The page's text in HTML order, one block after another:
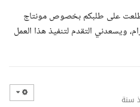
اطلعت على طلبكم بخصوص مونتاج
إنستجرام، ويسعدني التقدم لتنفيذ هذا العمل
سنة